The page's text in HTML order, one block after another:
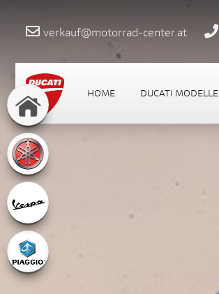
verkauf@motorrad-center.at
HOME DUCATI MODELLE